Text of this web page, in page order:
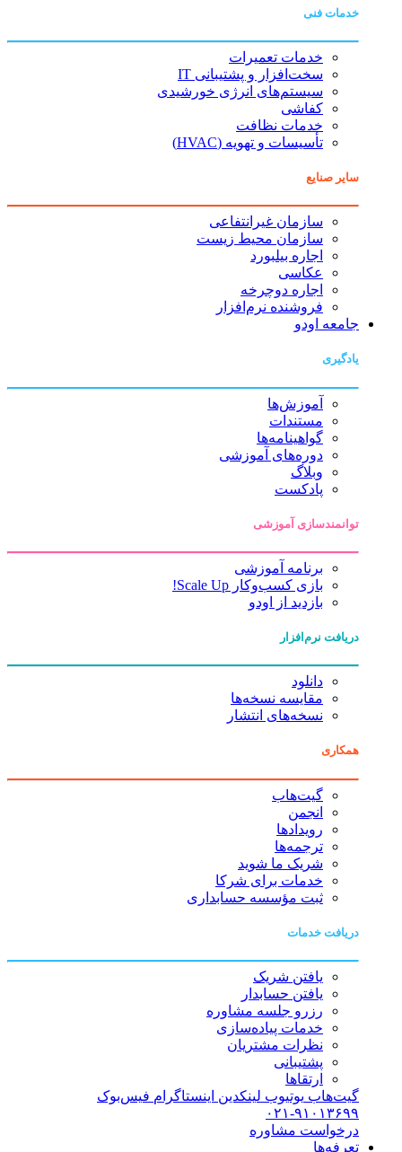
خدمات فنی
خدمات تعمیرات
سخت‌افزار و پشتیبانی IT
سیستم‌های انرژی خورشیدی
کفاشی
خدمات نظافت
تأسیسات و تهویه (HVAC)
سایر صنایع
سازمان غیرانتفاعی
سازمان محیط زیست
اجاره بیلبورد
عکاسی
اجاره دوچرخه
فروشنده نرم‌افزار
جامعه اودو
یادگیری
آموزش‌ها
مستندات
گواهینامه‌ها
دوره‌های آموزشی
وبلاگ
پادکست
توانمندسازی آموزشی
برنامه آموزشی
بازی کسب‌وکار Scale Up!
بازدید از اودو
دریافت نرم‌افزار
دانلود
مقایسه نسخه‌ها
نسخه‌های انتشار
همکاری
گیت‌هاب
انجمن
رویدادها
ترجمه‌ها
شریک ما شوید
خدمات برای شرکا
ثبت مؤسسه حسابداری
دریافت خدمات
یافتن شریک
یافتن حسابدار
رزرو جلسه مشاوره
خدمات پیاده‌سازی
نظرات مشتریان
پشتیبانی
ارتقاها
گیت‌هاب یوتیوب لینکدین اینستاگرام فیس‌بوک
۰۲۱-۹۱۰۱۳۶۹۹
درخواست مشاوره
تعرفه‌ها